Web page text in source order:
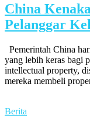
China
Pelanggar
Pemerintah China
yang lebih keras bagi
intellectual property,
mereka membeli
Berita